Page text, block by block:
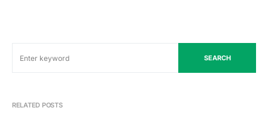
SEARCH
RELATED POSTS